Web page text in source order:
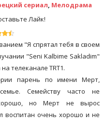
сериал, Мелодрама
Лайк!
"Я спрятал тебя в своем
"Seni Kalbime Sakladim"
телеканале TRT1.
парень по имени Мерт,
Семейству часто не
но Мерт не вырос
воспитан очень хорошо и не